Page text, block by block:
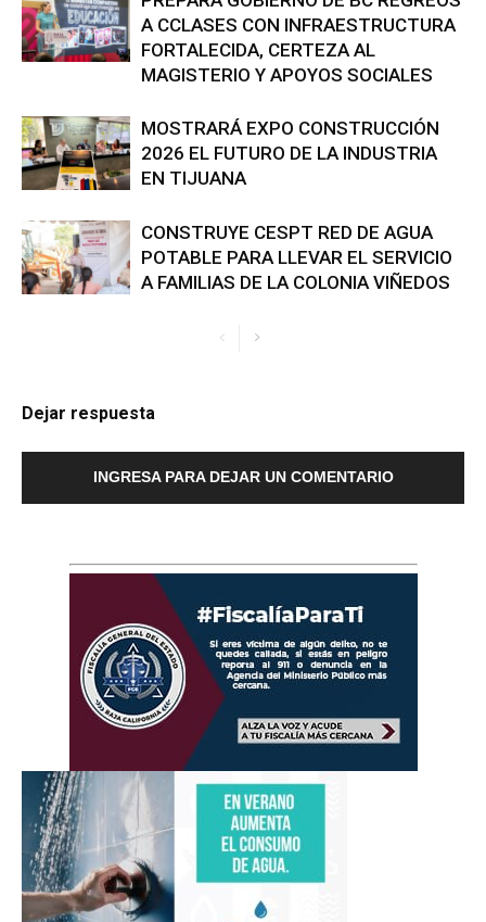
A CCLASES CON INFRAESTRUCTURA
FORTALECIDA, CERTEZA AL
MAGISTERIO Y APOYOS SOCIALES
MOSTRARÁ EXPO CONSTRUCCIÓN
2026 EL FUTURO DE LA INDUSTRIA
EN TIJUANA
CONSTRUYE CESPT RED DE AGUA
POTABLE PARA LLEVAR EL SERVICIO
A FAMILIAS DE LA COLONIA VIÑEDOS
Dejar respuesta
INGRESA PARA DEJAR UN COMENTARIO